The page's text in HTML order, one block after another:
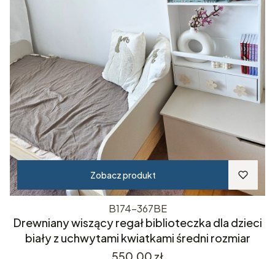
Zobacz produkt
B174-367BE
Drewniany wiszący regał biblioteczka dla dzieci
biały z uchwytami kwiatkami średni rozmiar
Cena
550,00 zł